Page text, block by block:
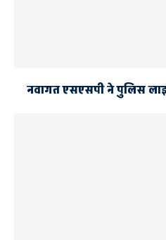
नवागत एसएसपी ने पुलिस